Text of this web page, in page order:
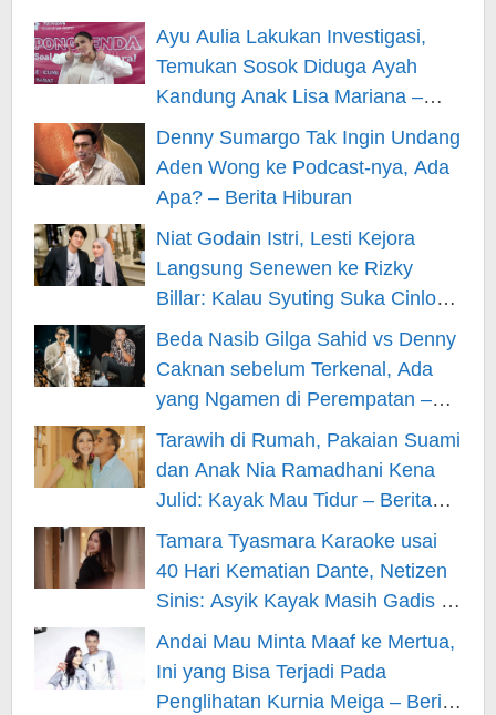
Ayu Aulia Lakukan Investigasi,
Temukan Sosok Diduga Ayah
Kandung Anak Lisa Mariana –
Berita Hiburan
Denny Sumargo Tak Ingin Undang
Aden Wong ke Podcast-nya, Ada
Apa? – Berita Hiburan
Niat Godain Istri, Lesti Kejora
Langsung Senewen ke Rizky
Billar: Kalau Syuting Suka Cinlok?
– Berita Hiburan
Beda Nasib Gilga Sahid vs Denny
Caknan sebelum Terkenal, Ada
yang Ngamen di Perempatan –
Berita Hiburan
Tarawih di Rumah, Pakaian Suami
dan Anak Nia Ramadhani Kena
Julid: Kayak Mau Tidur – Berita
Hiburan
Tamara Tyasmara Karaoke usai
40 Hari Kematian Dante, Netizen
Sinis: Asyik Kayak Masih Gadis –
Berita Hiburan
Andai Mau Minta Maaf ke Mertua,
Ini yang Bisa Terjadi Pada
Penglihatan Kurnia Meiga – Berita